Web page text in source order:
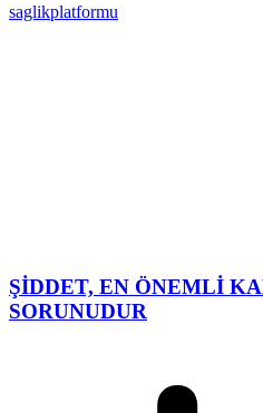
saglikplatformu
ŞİDDET, EN ÖNEMLİ
SORUNUDUR